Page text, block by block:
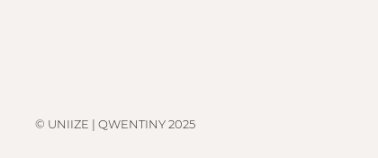
© UNIIZE | QWENTINY 2025